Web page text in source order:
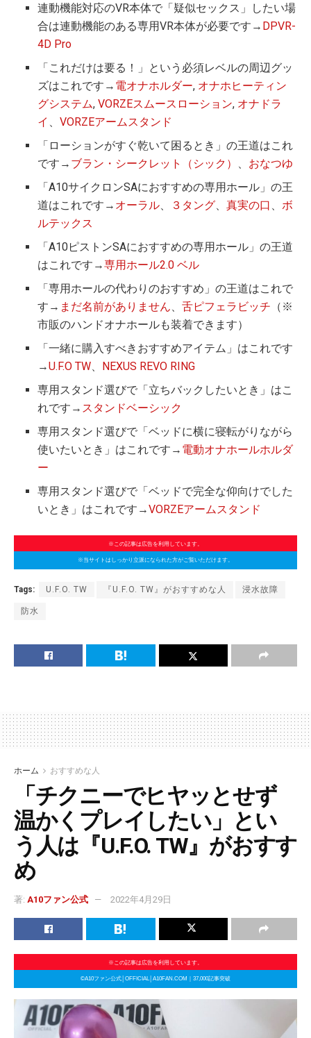
連動機能対応のVR本体で「疑似セックス」したい場
合は連動機能のある専用VR本体が必要です→ DPVR-
4D Pro
「これだけは要る！」という必須レベルの周辺グッ
ズはこれです→ 電オナホルダー, オナホヒーティン
グシステム,VORZEスムースローション, オナドラ
イ 、VORZEアームスタンド
「ローションがすぐ乾いて困るとき」の王道はこれ
です→ ブラン・シークレット（シック） 、 おなつゆ
「A10サイクロンSAにおすすめの専用ホール」の王
道はこれです→ オーラル、 ３タング、真実の口 、ボ
ルテックス
「A10ピストンSAにおすすめの専用ホール」の王道
はこれです→専用ホール2.0 ベル
「専用ホールの代わりのおすすめ」の王道はこれで
す→ まだ名前がありません、舌ピフェラビッチ （※
市販のハンドオナホールも装着できます）
「一緒に購入すべきおすすめアイテム」はこれです
→U.F.O TW、 NEXUS REVO RING
専用スタンド選びで「立ちバックしたいとき」はこ
れです→ スタンドベーシック
専用スタンド選びで「ベッドに横に寝転がりながら
使いたいとき」はこれです→ 電動オナホールホルダ
ー
専用スタンド選びで「ベッドで完全な仰向けでした
いとき」はこれです→VORZEアームスタンド
※この記事は広告を利用しています。
※当サイトはしっかり立派になられた方がご覧いただけます。
Tags: U.F.O. TW 『U.F.O. TW』がおすすめな人 浸水故障
防水
ホーム おすすめな人
「チクニーでヒヤッとせず
温かくプレイしたい」とい
う人は『U.F.O. TW』がおすす
め
著: A10ファン公式 2022年4月29日
※この記事は広告を利用しています。
©A10ファン公式│OFFICIAL│A10FAN.COM｜37,000記事突破